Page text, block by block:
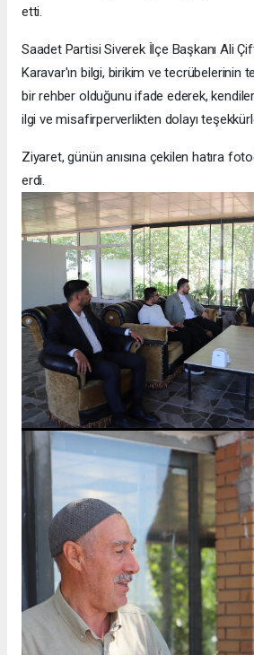
etti.
Saadet Partisi Siverek İlçe Başkanı Ali
Karavar'ın bilgi, birikim ve tecrübelerinin
bir rehber olduğunu ifade ederek,
ilgi ve misafirperverlikten dolayı
Ziyaret, günün anısına çekilen hatıra
erdi.